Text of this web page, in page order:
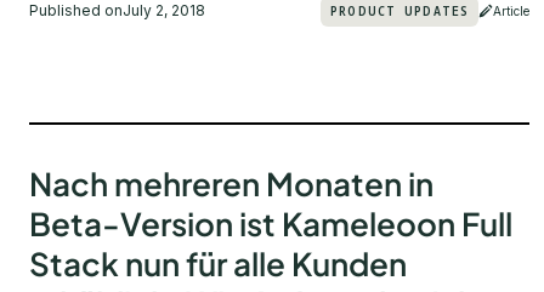
Published onJuly 2, 2018 PRODUCT UPDATES Article
Nach mehreren Monaten in
Beta-Version ist Kameleoon Full
Stack nun für alle Kunden